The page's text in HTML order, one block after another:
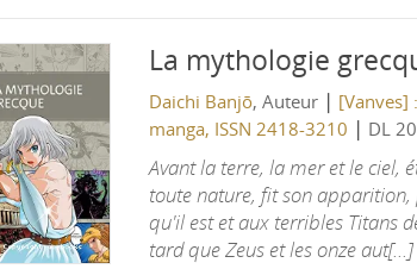
La mythologie
Daichi Banjō, Auteur | [Vanves]
manga, ISSN 2418-3210 | DL
Avant la terre, la mer et le ciel,
toute nature, fit son
qu'il est et aux terribles Titans
tard que Zeus et les onze aut[...]